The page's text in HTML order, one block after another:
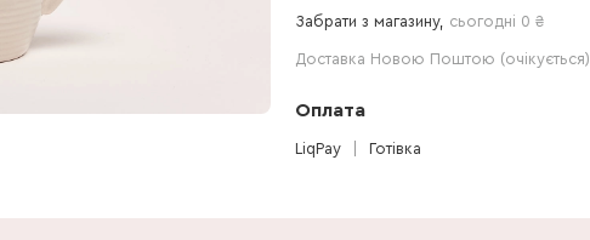
Забрати з магазину, сьогодні 0 ₴
Доставка Новою Поштою (очікується)
Оплата
LiqPay Готівка